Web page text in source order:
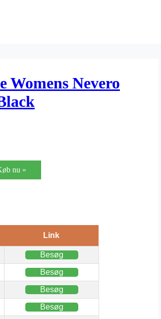
Womens Nevero
nu »
Link
Besøg
Besøg
Besøg
Besøg